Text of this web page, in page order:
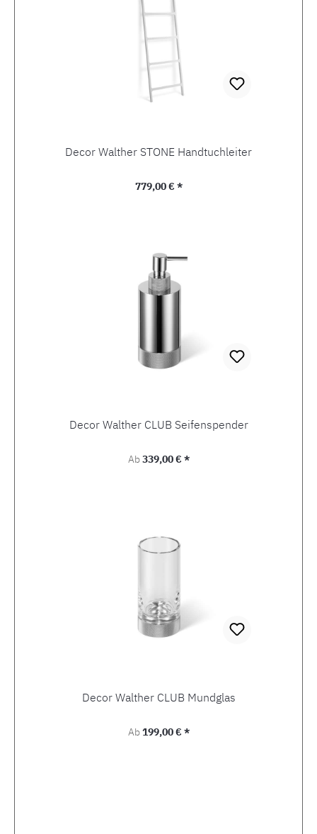
Decor Walther STONE Handtuchleiter
Regulärer Preis:
779,00 € *
Decor Walther CLUB Seifenspender
Regulärer Preis:
Ab339,00 € *
Decor Walther CLUB Mundglas
Regulärer Preis:
Ab199,00 € *